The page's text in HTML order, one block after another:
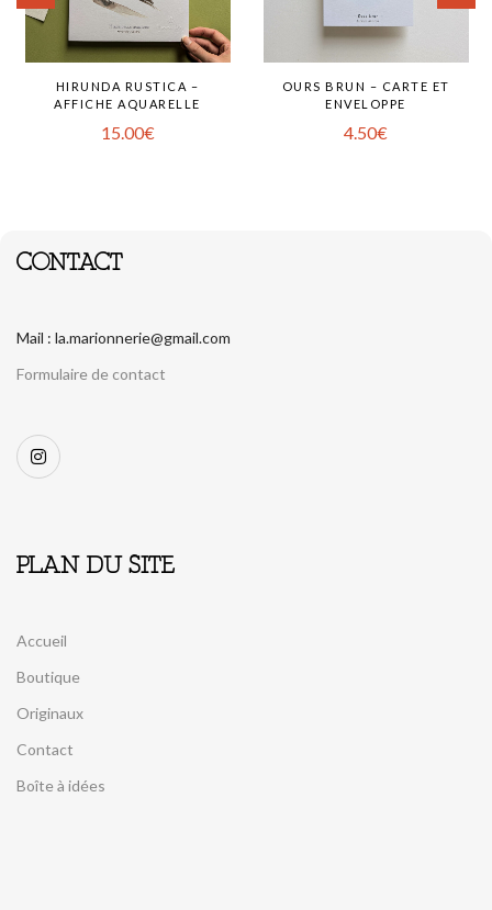
HIRUNDA RUSTICA –
AFFICHE AQUARELLE
15.00€
OURS BRUN – CARTE ET
ENVELOPPE
4.50€
CONTACT
Mail : la.marionnerie@gmail.com
Formulaire de contact
PLAN DU SITE
Accueil
Boutique
Originaux
Contact
Boîte à idées